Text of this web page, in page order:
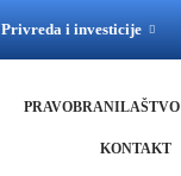
Privreda i investicije
PRAVOBRANILAŠTVO
KONTAKT